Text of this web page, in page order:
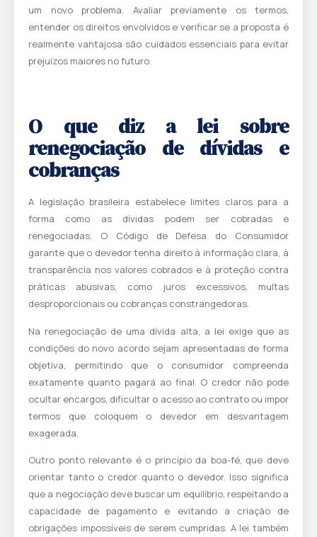
um novo problema. Avaliar previamente os termos,
entender os direitos envolvidos e verificar se a proposta é
realmente vantajosa são cuidados essenciais para evitar
prejuízos maiores no futuro.
O que diz a lei sobre
renegociação de dívidas e
cobranças
A legislação brasileira estabelece limites claros para a
forma como as dívidas podem ser cobradas e
renegociadas. O Código de Defesa do Consumidor
garante que o devedor tenha direito à informação clara, à
transparência nos valores cobrados e à proteção contra
práticas abusivas, como juros excessivos, multas
desproporcionais ou cobranças constrangedoras.
Na renegociação de uma dívida alta, a lei exige que as
condições do novo acordo sejam apresentadas de forma
objetiva, permitindo que o consumidor compreenda
exatamente quanto pagará ao final. O credor não pode
ocultar encargos, dificultar o acesso ao contrato ou impor
termos que coloquem o devedor em desvantagem
exagerada.
Outro ponto relevante é o princípio da boa-fé, que deve
orientar tanto o credor quanto o devedor. Isso significa
que a negociação deve buscar um equilíbrio, respeitando a
capacidade de pagamento e evitando a criação de
obrigações impossíveis de serem cumpridas. A lei também